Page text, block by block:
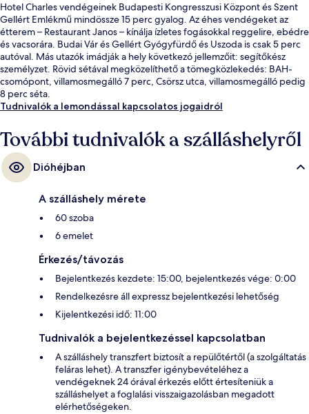
Hotel Charles vendégeinek Budapesti Kongresszusi Központ és Szent
Gellért Emlékmű mindössze 15 perc gyalog. Az éhes vendégeket az
étterem – Restaurant Janos – kínálja ízletes fogásokkal reggelire, ebédre
és vacsorára. Budai Vár és Gellért Gyógyfürdő és Uszoda is csak 5 perc
autóval. Más utazók imádják a hely következó jellemzőit: segítőkész
személyzet. Rövid sétával megközelíthető a tömegközlekedés: BAH-
csomópont, villamosmegálló 7 perc, Csörsz utca, villamosmegálló pedig
8 perc séta.
Tudnivalók a lemondással kapcsolatos jogaidról
További tudnivalók a szálláshelyről
Dióhéjban
A szálláshely mérete
60 szoba
6 emelet
Érkezés/távozás
Bejelentkezés kezdete: 15:00, bejelentkezés vége: 0:00
Rendelkezésre áll expressz bejelentkezési lehetőség
Kijelentkezési idő: 11:00
Tudnivalók a bejelentkezéssel kapcsolatban
A szálláshely transzfert biztosít a repülőtértől (a szolgáltatás
feláras lehet). A transzfer igénybevételéhez a
vendégeknek 24 órával érkezés előtt értesíteniük a
szálláshelyet a foglalási visszaigazolásban megadott
elérhetőségeken.